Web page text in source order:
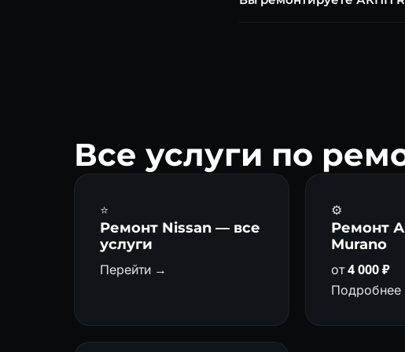
разрушается к 80 000–100
Все услуги по
⭐
Ремонт Nissan — все
услуги
Перейти →
⚙️
Ремонт
Murano
от4 000 ₽